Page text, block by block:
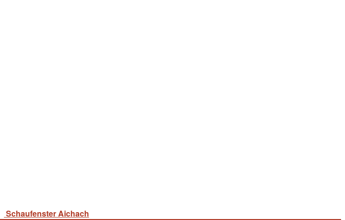
Schaufenster Aichach